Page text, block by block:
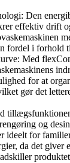
Den
effektiv drift
fordel i forhold
Med
for at
gør det
og
ideelt for
da det giver